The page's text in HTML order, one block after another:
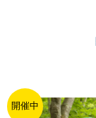
開催中